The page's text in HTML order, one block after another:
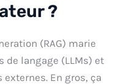
?
(RAG) marie
langage (LLMs) et
En gros, ça